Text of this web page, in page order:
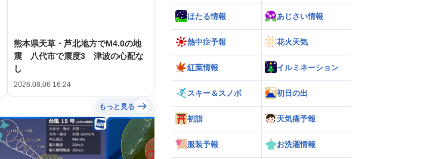
熊本県天草・芦北地方でM4.0の地
震 八代市で震度3 津波の心配な
し
2026.08.06 16:24
もっと見る
ほたる情報 あじさい情報
熱中症予報 花火天気
紅葉情報 イルミネーション
スキー＆スノボ 初日の出
初詣 天気痛予報
服装予報 お洗濯情報